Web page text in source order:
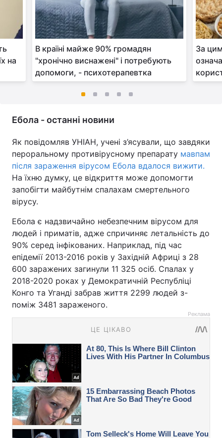
на
В країні майже 90% громадян
"хронічно виснажені" і потребують
допомоги, - психотерапевтка
За
Ебола - останні новини
Як повідомляв УНІАН, учені з’ясували, що завдяки
пероральному противірусному препарату мавпам
після зараження вірусом Ебола вдалося вижити.
На їхню думку, це відкриття може допомогти
запобігти майбутнім спалахам смертельного
вірусу.
Ебола є надзвичайно небезпечним вірусом для
людей і приматів, адже спричиняє летальність до
90% серед інфікованих. Наприклад, під час
епідемії 2013-2016 років у Західній Африці з 28
600 заражених загинули 11 325 осіб. Спалах у
2018-2020 роках у Демократичній Республіці
Конго та Уганді забрав життя 2299 людей з-
поміж 3481 зараженого.
Реклама